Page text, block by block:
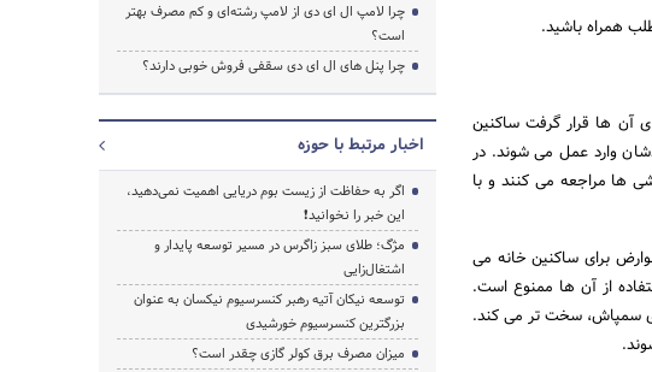
همراه باشید.
آن ها قرار گرفت ساکنین
وارد عمل می شوند. در
ها مراجعه می کنند و با
برای ساکنین خانه می
از آن ها ممنوع است.
سمپاش، سخت تر می کند.
چرا لامپ ال ای دی از لامپ رشته‌ای و کم مصرف بهتر
است؟
چرا پنل های ال ای دی سقفی فروش خوبی دارند؟
اخبار مرتبط با حوزه
اگر به حفاظت از زیست بوم دریایی اهمیت نمی‌دهید،
این خبر را نخوانید❗
مژگ؛ طلای سبز زاگرس در مسیر توسعه پایدار و
اشتغال‌زایی
توسعه نیکان آتیه رهبر کنسرسیوم نیکسان به عنوان
بزرگترین کنسرسیوم خورشیدی
میزان مصرف برق کولر گازی چقدر است؟